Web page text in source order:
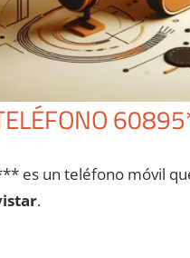
es un teléfono móvil
.